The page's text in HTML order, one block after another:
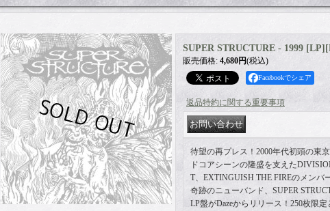
SUPER STRUCTURE - 1999 [LP] [
販売価格: 4,680円(税込)
Facebookでシェア
返品特約に関する重要事項
待望の再プレス！2000年代初頭の東
ドコアシーンの隆盛を支えた
T、EXTINGUISH THE FIREのメンバ
奇跡のニューバンド、SUPER
LP盤がDazeからリリース！250枚限